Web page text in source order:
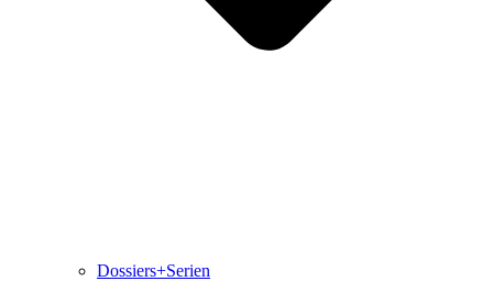
Dossiers+Serien